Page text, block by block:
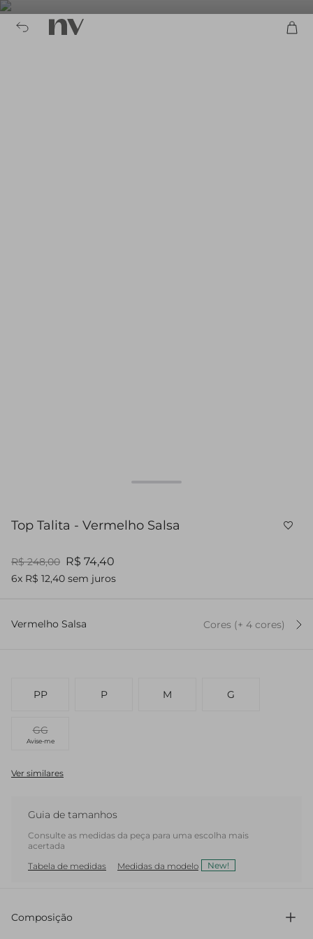
Top Talita - Vermelho Salsa
R$ 248,00 R$ 74,40
6x R$ 12,40 sem juros
Vermelho Salsa Cores (+ 4 cores)
PP P M G
GG
Avise-me
Ver similares
Guia de tamanhos
Consulte as medidas da peça para uma escolha mais
acertada
Tabela de medidas
Medidas da modelo New!
Composição